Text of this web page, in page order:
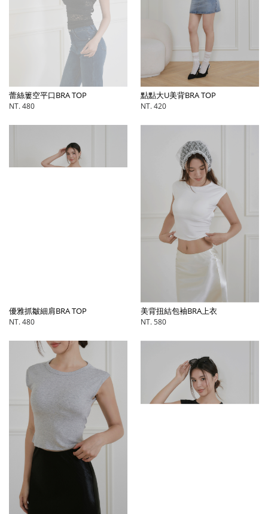
蕾絲簍空平口BRA TOP
NT. 480
點點大U美背BRA TOP
NT. 420
優雅抓皺細肩BRA TOP
NT. 480
美背扭結包袖BRA上衣
NT. 580